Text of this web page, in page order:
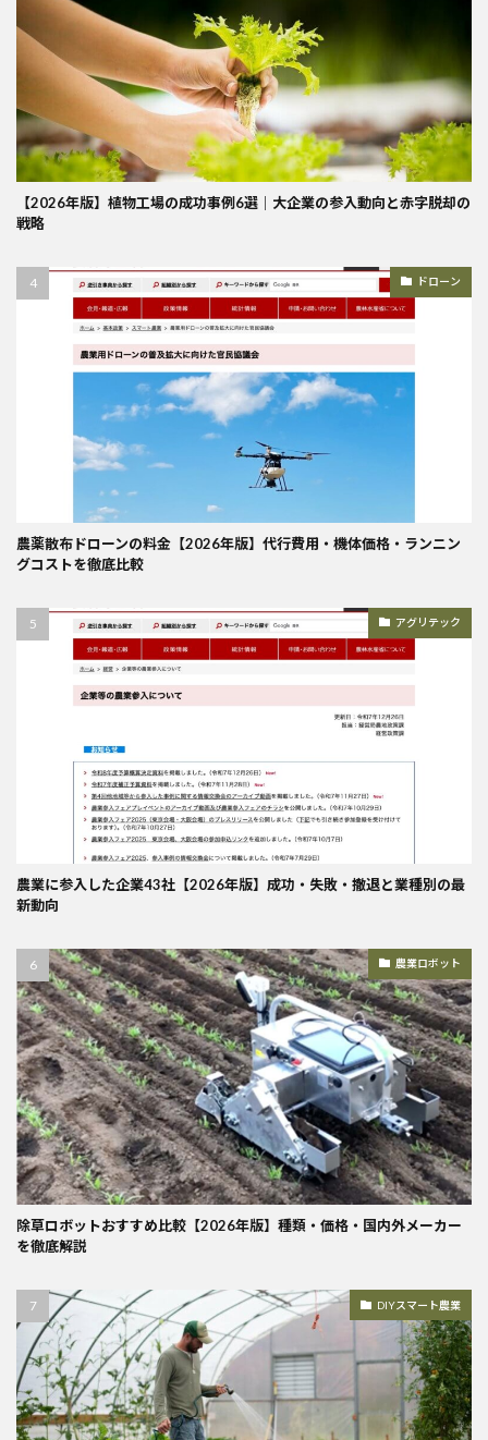
【2026年版】植物工場の成功事例6選｜大企業の参入動向と赤字脱却の
戦略
ドローン
農薬散布ドローンの料金【2026年版】代行費用・機体価格・ランニン
グコストを徹底比較
アグリテック
農業に参入した企業43社【2026年版】成功・失敗・撤退と業種別の最
新動向
農業ロボット
除草ロボットおすすめ比較【2026年版】種類・価格・国内外メーカー
を徹底解説
DIYスマート農業